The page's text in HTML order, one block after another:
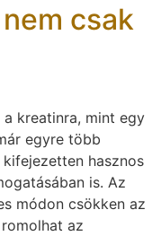
csak
kreatinra, mint egy
egyre több
hasznos
is. Az
módon csökken az
az